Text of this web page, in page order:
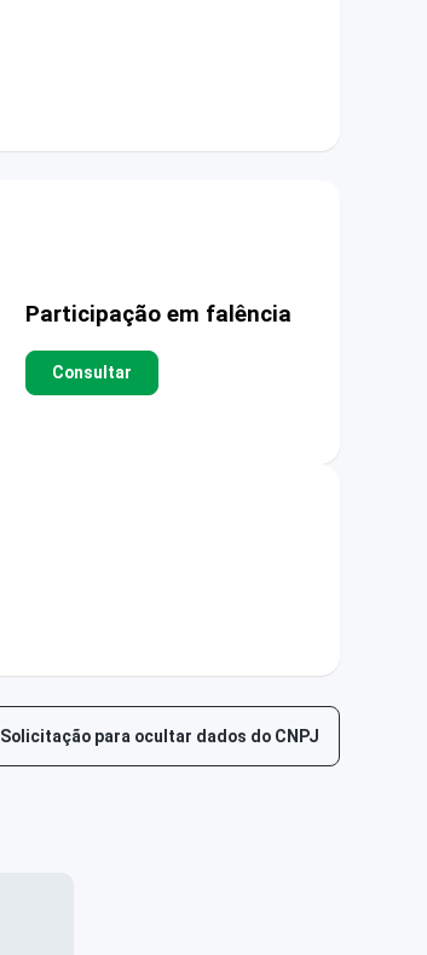
Participação em falência
Consultar
Solicitação para ocultar dados do CNPJ